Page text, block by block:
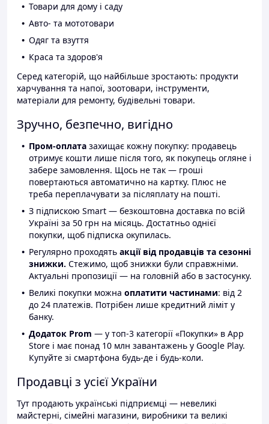
Товари для дому і саду
Авто- та мототовари
Одяг та взуття
Краса та здоров'я
Серед категорій, що найбільше зростають: продукти
харчування та напої, зоотовари, інструменти,
матеріали для ремонту, будівельні товари.
Зручно, безпечно, вигідно
Пром-оплата захищає кожну покупку: продавець
отримує кошти лише після того, як покупець огляне і
забере замовлення. Щось не так — гроші
повертаються автоматично на картку. Плюс не
треба переплачувати за післяплату на пошті.
З підпискою Smart — безкоштовна доставка по всій
Україні за 50 грн на місяць. Достатньо однієї
покупки, щоб підписка окупилась.
Регулярно проходять акції від продавців та сезонні
знижки. Стежимо, щоб знижки були справжніми.
Актуальні пропозиції — на головній або в застосунку.
Великі покупки можна оплатити частинами: від 2
до 24 платежів. Потрібен лише кредитний ліміт у
банку.
Додаток Prom — у топ-3 категорії «Покупки» в App
Store і має понад 10 млн завантажень у Google Play.
Купуйте зі смартфона будь-де і будь-коли.
Продавці з усієї України
Тут продають українські підприємці — невеликі
майстерні, сімейні магазини, виробники та великі